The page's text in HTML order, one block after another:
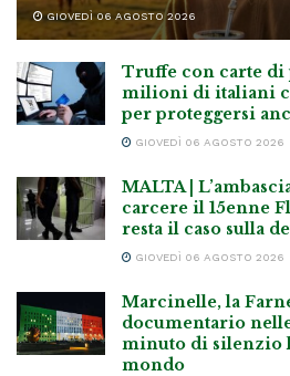
GIOVEDÌ 06 AGOSTO 2026
Truffe con carte di
milioni di italiani
per proteggersi
GIOVEDÌ 06 AGOSTO 2026
MALTA |
carcere il 15enne
resta il caso sulla
GIOVEDÌ 06 AGOSTO 2026
Marcinelle, la
documentario
minuto di silenzio
mondo